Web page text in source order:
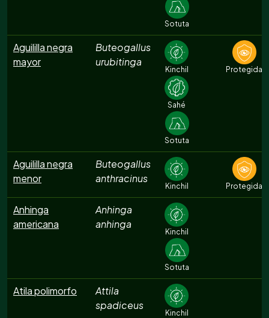
Sotuta
Aguililla negra
mayor
Buteogallus
urubitinga
Kinchil
Sahé
Sotuta
Protegida
Aguililla negra
menor
Buteogallus
anthracinus
Kinchil Protegida
Anhinga
americana
Anhinga
anhinga
Kinchil
Sotuta
Atila polimorfo
Attila
spadiceus
Kinchil